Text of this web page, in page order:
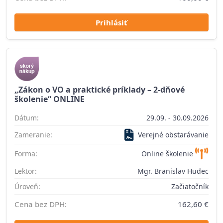
Prihlásiť
„Zákon o VO a praktické príklady – 2-dňové
školenie“ ONLINE
Dátum:
29.09. - 30.09.2026
Zameranie:
Verejné obstarávanie
Forma:
Online školenie
Lektor:
Mgr. Branislav Hudec
Úroveň:
Začiatočník
Cena bez DPH: 162,60 €